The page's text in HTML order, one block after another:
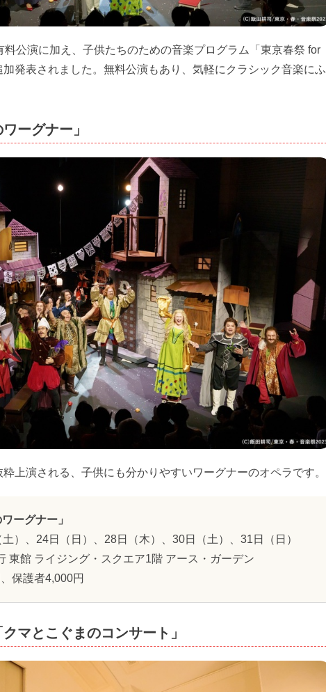
料公演に加え、子供たちのための音楽プログラム「東京春祭 for
発表されました。無料公演もあり、気軽にクラシック音楽にふ
ーグナー」
上演される、子供にも分かりやすいワーグナーのオペラです。
ーグナー」
）、24日（日）、28日（木）、30日（土）、31日（日）
東館 ライジング・スクエア1階 アース・ガーデン
保護者4,000円
マとこぐまのコンサート」